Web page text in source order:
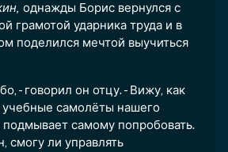
однажды Борис вернулся с
грамотой ударника труда и в
поделился мечтой выучиться
- говорил он отцу. - Вижу, как
учебные самолёты нашего
подмывает самому попробовать.
смогу ли управлять